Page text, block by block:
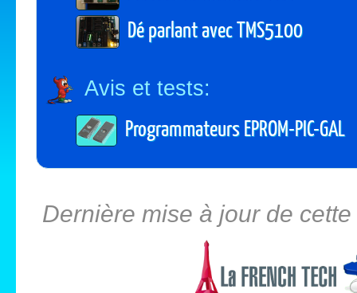
Dé parlant avec TMS5100
Avis et tests:
Programmateurs EPROM-PIC-GAL
Dernière mise à jour de